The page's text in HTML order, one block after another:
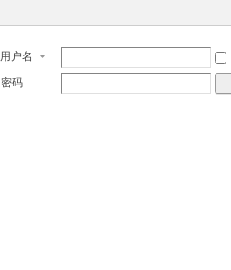
用户名
密码